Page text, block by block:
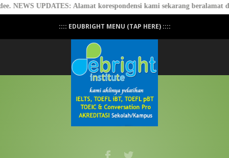
UPDATES: Alamat korespondensi kami sekarang beralamat
:::: EDUBRIGHT MENU (TAP HERE) ::::
Professional Conversation - PASTI BISA
NGOMONG! - Click Here